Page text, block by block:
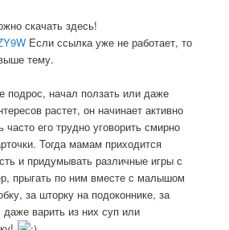
скачать здесь!
Если ссылка уже не работает, то
тему.
начал ползать или даже
растет, он начинает активно
часто его трудно уговорить смирно
Тогда мамам приходится
и придумывать различные игры с
прыгать по ним вместе с малышом
за шторку на подоконнике, за
варить из них суп или